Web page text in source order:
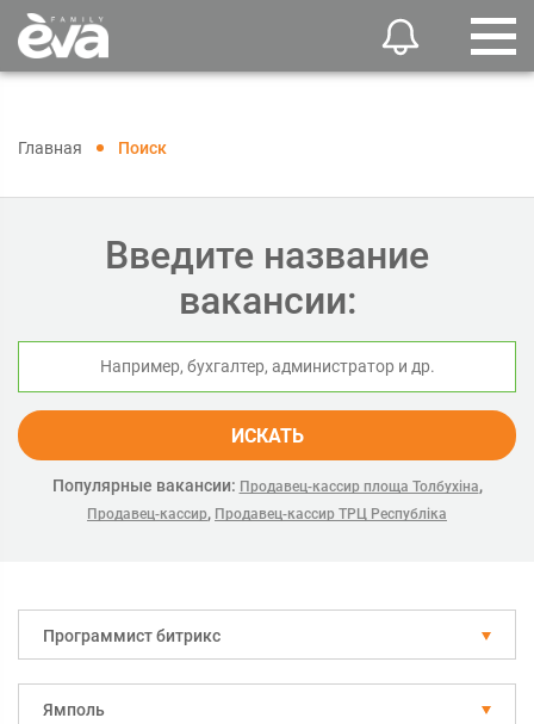
Главная Поиск
Введите название
вакансии:
ИСКАТЬ
Популярные вакансии: Продавец-кассир площа Толбухіна,
Продавец-кассир, Продавец-кассир ТРЦ Республіка
Программист битрикс
Ямполь